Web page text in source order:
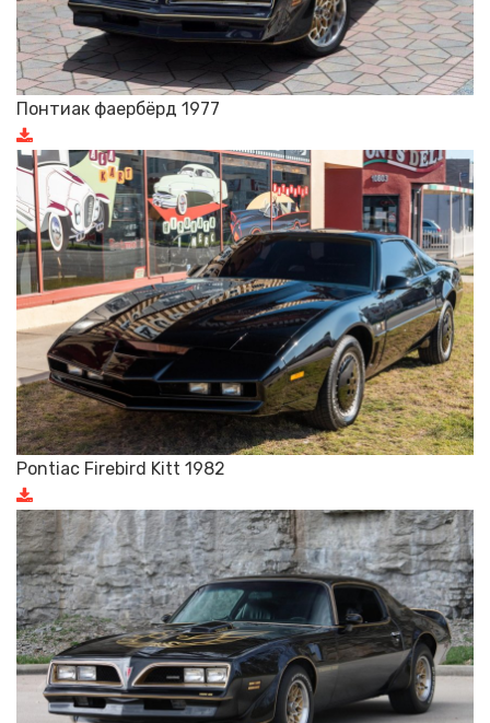
Понтиак фаербёрд 1977
Pontiac Firebird Kitt 1982